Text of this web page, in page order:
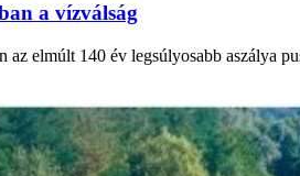
a vízválság
az elmúlt 140 év legsúlyosabb aszálya